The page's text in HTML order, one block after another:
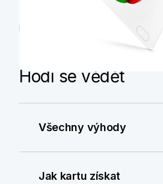
Další informace
Hodí se vědět
Všechny výhody
Jak kartu získat